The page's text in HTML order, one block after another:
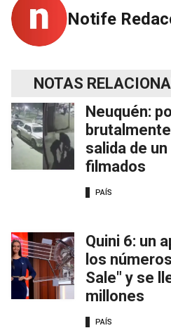
Notife
NOTAS
Neuquén:
salida de
filmados
PAÍS
Quini 6: un
los
Sale" y se
millones
PAÍS